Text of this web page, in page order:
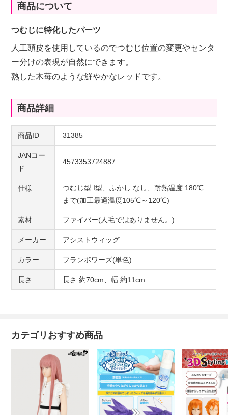
商品について
つむじに特化したパーツ
人工頭皮を使用しているのでつむじ位置の変更やセンタ
ー分けの表現が自然にできます。
熟した木苺のような鮮やかなレッドです。
商品詳細
商品ID 31385
JANコー
ド
4573353724887
仕様
つむじ型:I型、ふかし:なし、耐熱温度:180℃
まで(加工最適温度105℃～120℃)
素材 ファイバー(人毛ではありません。)
メーカー アシストウィッグ
カラー フランボワーズ(単色)
長さ 長さ:約70cm、幅:約11cm
カテゴリおすすめ商品